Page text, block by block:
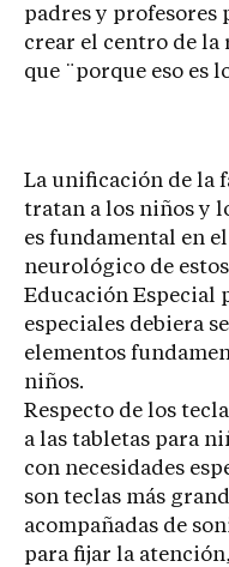
padres y profesores
crear el centro de la
que ¨porque eso es
La unificación de la
tratan a los niños y
es fundamental en
neurológico de
Educación Especial
especiales debiera
elementos
niños.
Respecto de los
a las tabletas para
con necesidades
son teclas más
acompañadas de
para fijar la